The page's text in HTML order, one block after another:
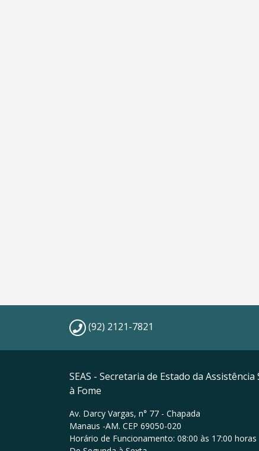
(92) 2121-7821
SEAS - Secretaria de Estado da
à Fome
Av. Darcy Vargas, n° 77 - Chapada
Manaus -AM. CEP 69050-020
Horário de Funcionamento: 08:00 às 17:00 horas